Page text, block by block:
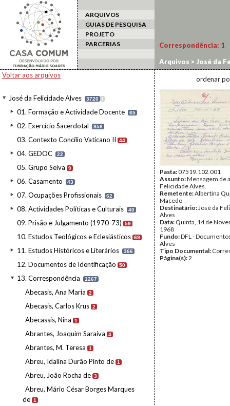
ARQUIVOS
GUIAS DE PESQUISA
PROJETO
PARCERIAS
Voltar aos arquivos
José da Felicidade Alves 3720 I
01. Formação e Actividade Docente 65
02. Exercício Sacerdotal 858
03. Contexto Concílio Vaticano II 44
04. GEDOC 22
05. Grupo Seiva 9
06. Casamento 43
07. Ocupações Profissionais 62
08. Actividades Políticas e Culturais 40
09. Prisão e Julgamento (1970-73) 59
10. Estudos Teológicos e Eclesiásticos 69
11. Estudos Históricos e Literários 366
12. Documentos de Identificação 50
13. Correspondência 1267
Abecasis, Ana Maria 2
Abecasis, Carlos Krus 2
Abecassis, Nina 1
Abrantes, Joaquim Saraiva 4
Abrantes, M. Teresa 1
Abreu, Idalina Durão Pinto de 1
Abreu, João Rocha de 3
Abreu, Mário César Borges Marques
de 1
Correspondência: 1
Arquivos > José da
ordenar
Pasta:07519.102.001
Assunto:Mensagem de
Felicidade Alves.
Remetente:Albertina
Macedo
Destinatário:José da
Alves
Data: Quinta, 14 de
1968
Fundo:DFL -
Alves
Tipo Documental:
Página(s):2